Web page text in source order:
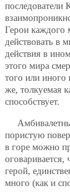
Герои каждого
действовать в
действия в
этого мира
того или иного
же, толкуемая
способствует.
пористую
в горе можно
оговаривается,
герой,
много (как и